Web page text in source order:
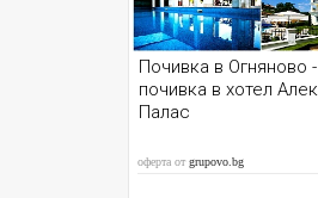
Почивка в Огняново
почивка в хотел
Палас
оферта отgrupovo.bg